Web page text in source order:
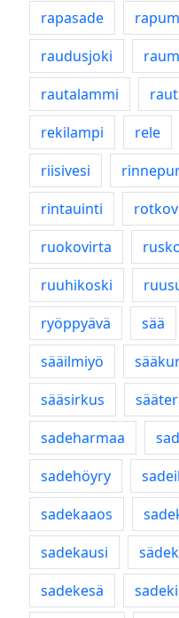
rapasade
raudusjoki
rautalammi
rekilampi
rele
riisivesi
rintauinti
ruokovirta
ruuhikoski
ryöppyävä
sää
sääilmiyö
sääsirkus
sadeharmaa
sadehöyry
sadekaaos
sadekausi
sadekesä